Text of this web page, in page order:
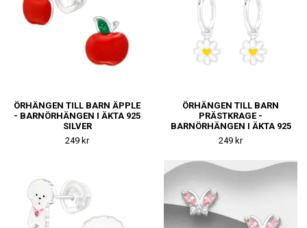
ÖRHÄNGEN TILL BARN ÄPPLE
- BARNÖRHÄNGEN I ÄKTA 925
SILVER
249 kr
ÖRHÄNGEN TILL BARN
PRÄSTKRAGE -
BARNÖRHÄNGEN I ÄKTA 925
SILVER
249 kr